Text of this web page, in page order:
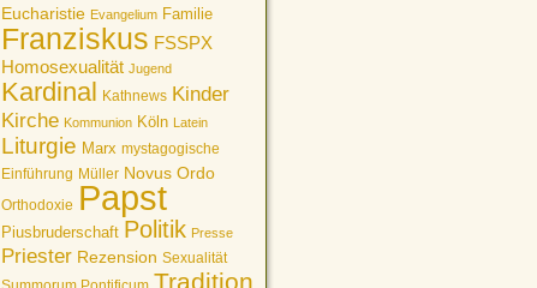
Eucharistie Evangelium Familie
Franziskus FSSPX
Homosexualität Jugend
Kardinal Kathnews Kinder
Kirche Kommunion Köln Latein
Liturgie Marx mystagogische
Einführung Müller Novus Ordo
Orthodoxie Papst
Piusbruderschaft Politik Presse
Priester Rezension Sexualität
Tradition